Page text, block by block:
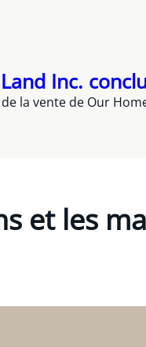
Inc.
la vente de Our
et les